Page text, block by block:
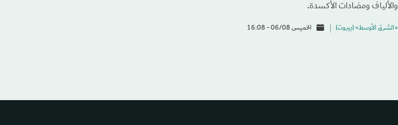
والألياف ومضادات الأكسدة.
«الشرق الأوسط» (بيروت) الخميس 06/08 - 16:08